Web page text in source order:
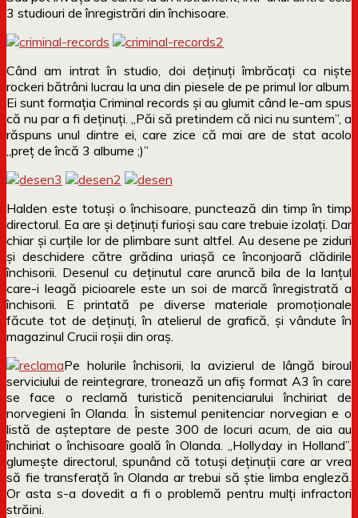
3 studiouri de înregistrări din închisoare.
Când am intrat în studio, doi deținuți îmbrăcați ca niște
rockeri bătrâni lucrau la una din piesele de pe primul lor album.
Ei sunt formația Criminal records și au glumit când le-am spus
că nu par a fi deținuți. „Păi să pretindem că nici nu suntem”, a
răspuns unul dintre ei, care zice că mai are de stat acolo
„preț de încă 3 albume ;)”
Halden este totuși o închisoare, punctează din timp în timp
directorul. Ea are și deținuți furioși sau care trebuie izolați. Dar
chiar și curțile lor de plimbare sunt altfel. Au desene pe ziduri
și deschidere către grădina uriașă ce înconjoară clădirile
închisorii. Desenul cu deținutul care aruncă bila de la lanțul
care-i leagă picioarele este un soi de marcă înregistrată a
închisorii. E printată pe diverse materiale promoționale
făcute tot de deținuți, în atelierul de grafică, și vândute în
magazinul Crucii roșii din oraș.
Pe holurile închisorii, la avizierul de lângă biroul
serviciului de reintegrare, tronează un afiș format A3 în care
se face o reclamă turistică penitenciarului închiriat de
norvegieni în Olanda. În sistemul penitenciar norvegian e o
listă de așteptare de peste 300 de locuri acum, de aia au
închiriat o închisoare goală în Olanda. „Hollyday in Holland”,
glumește directorul, spunând că totuși deținuții care ar vrea
să fie transferață în Olanda ar trebui să știe limba engleză.
Or asta s-a dovedit a fi o problemă pentru mulți infractori
străini.